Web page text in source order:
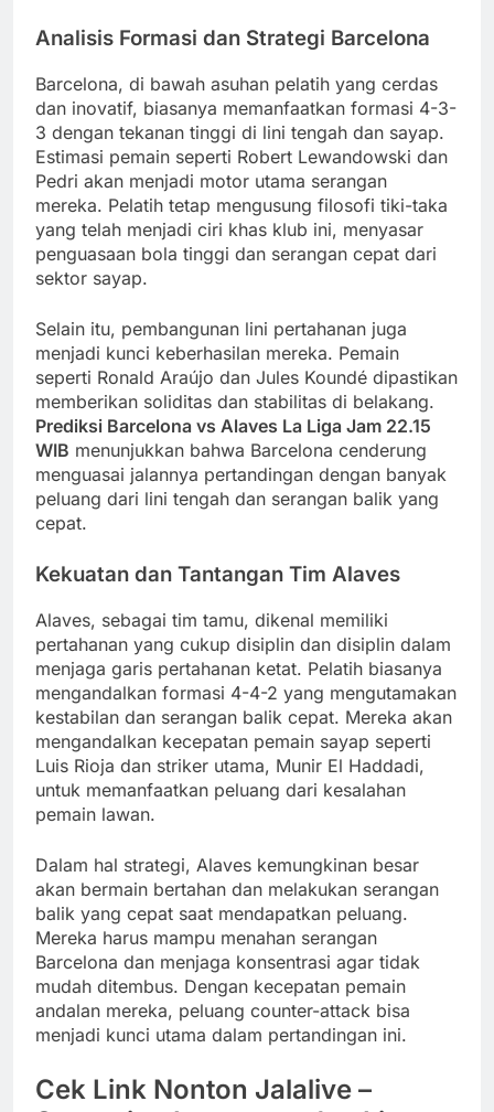
Analisis Formasi dan Strategi Barcelona
Barcelona, di bawah asuhan pelatih yang cerdas
dan inovatif, biasanya memanfaatkan formasi 4-3-
3 dengan tekanan tinggi di lini tengah dan sayap.
Estimasi pemain seperti Robert Lewandowski dan
Pedri akan menjadi motor utama serangan
mereka. Pelatih tetap mengusung filosofi tiki-taka
yang telah menjadi ciri khas klub ini, menyasar
penguasaan bola tinggi dan serangan cepat dari
sektor sayap.
Selain itu, pembangunan lini pertahanan juga
menjadi kunci keberhasilan mereka. Pemain
seperti Ronald Araújo dan Jules Koundé dipastikan
memberikan soliditas dan stabilitas di belakang.
Prediksi Barcelona vs Alaves La Liga Jam 22.15
WIB menunjukkan bahwa Barcelona cenderung
menguasai jalannya pertandingan dengan banyak
peluang dari lini tengah dan serangan balik yang
cepat.
Kekuatan dan Tantangan Tim Alaves
Alaves, sebagai tim tamu, dikenal memiliki
pertahanan yang cukup disiplin dan disiplin dalam
menjaga garis pertahanan ketat. Pelatih biasanya
mengandalkan formasi 4-4-2 yang mengutamakan
kestabilan dan serangan balik cepat. Mereka akan
mengandalkan kecepatan pemain sayap seperti
Luis Rioja dan striker utama, Munir El Haddadi,
untuk memanfaatkan peluang dari kesalahan
pemain lawan.
Dalam hal strategi, Alaves kemungkinan besar
akan bermain bertahan dan melakukan serangan
balik yang cepat saat mendapatkan peluang.
Mereka harus mampu menahan serangan
Barcelona dan menjaga konsentrasi agar tidak
mudah ditembus. Dengan kecepatan pemain
andalan mereka, peluang counter-attack bisa
menjadi kunci utama dalam pertandingan ini.
Cek Link Nonton Jalalive –